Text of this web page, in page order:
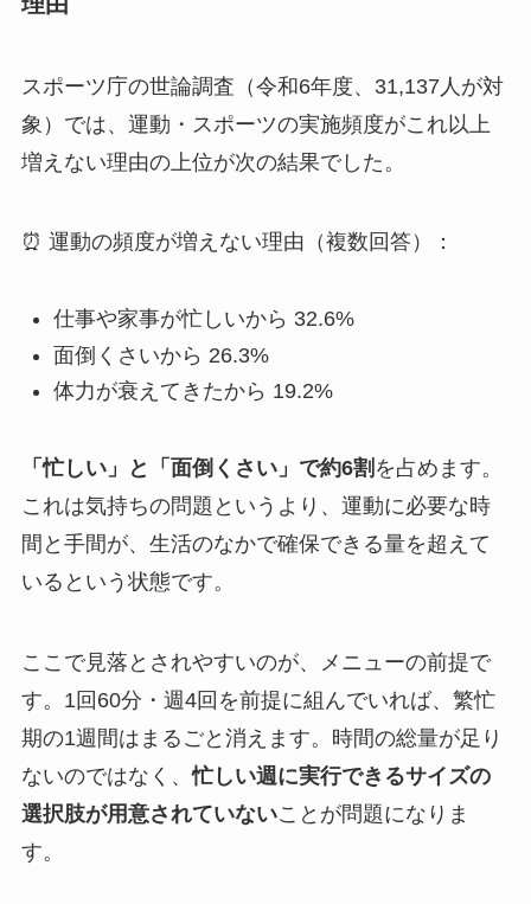
スポーツ庁の世論調査（令和6年度、31,137人が対
象）では、運動・スポーツの実施頻度がこれ以上
増えない理由の上位が次の結果でした。
⏰ 運動の頻度が増えない理由（複数回答）：
仕事や家事が忙しいから 32.6%
面倒くさいから 26.3%
体力が衰えてきたから 19.2%
「忙しい」と「面倒くさい」で約6割 を占めます。
これは気持ちの問題というより、運動に必要な時
間と手間が、生活のなかで確保できる量を超えて
いるという状態です。
ここで見落とされやすいのが、メニューの前提で
す。1回60分・週4回を前提に組んでいれば、繁忙
期の1週間はまるごと消えます。時間の総量が足り
ないのではなく、忙しい週に実行できるサイズの
選択肢が用意されていないことが問題になりま
す。